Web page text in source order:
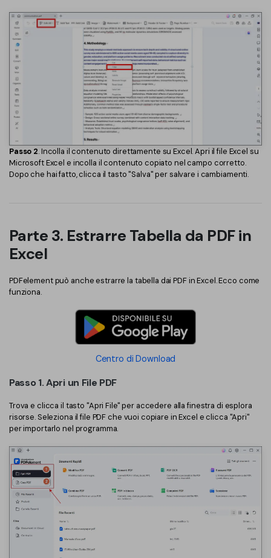
Passo 2. Incolla il contenuto direttamente su Excel. Apri il file Excel su
Microsoft Excel e incolla il contenuto copiato nel campo corretto.
Dopo che hai fatto, clicca il tasto "Salva" per salvare i cambiamenti.
Parte 3. Estrarre Tabella da PDF in
Excel
PDFelement può anche estrarre la tabella dai PDF in Excel. Ecco come
funziona.
Centro di Download
Passo 1. Apri un File PDF
Trova e clicca il tasto "Apri File" per accedere alla finestra di esplora
risorse. Seleziona il file PDF che vuoi copiare in Excel e clicca "Apri"
per importarlo nel programma.